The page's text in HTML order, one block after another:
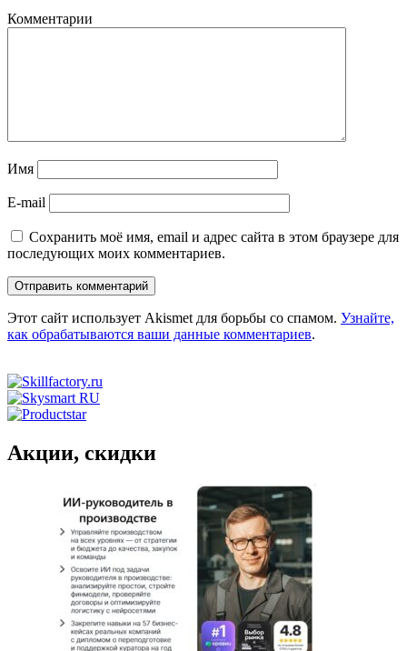
Комментарии
Имя
E-mail
Сохранить моё имя, email и адрес сайта в этом браузере для
последующих моих комментариев.
Этот сайт использует Akismet для борьбы со спамом. Узнайте,
как обрабатываются ваши данные комментариев.
Акции, скидки